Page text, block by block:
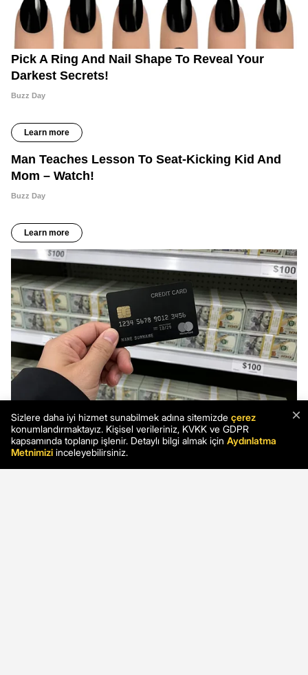
×
Sizlere daha iyi hizmet sunabilmek adına sitemizde çerez
konumlandırmaktayız. Kişisel verileriniz, KVKK ve GDPR
kapsamında toplanıp işlenir. Detaylı bilgi almak için Aydınlatma
Metnimizi inceleyebilirsiniz.